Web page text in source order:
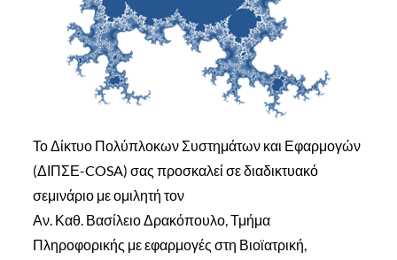
Το Δίκτυο Πολύπλοκων Συστημάτων και Εφαρμογών
(ΔΙΠΣΕ-COSA) σας προσκαλεί σε διαδικτυακό
σεμινάριο με ομιλητή τον
Αν. Καθ. Βασίλειο Δρακόπουλο, Τμήμα
Πληροφορικής με εφαρμογές στη Βιοϊατρική,